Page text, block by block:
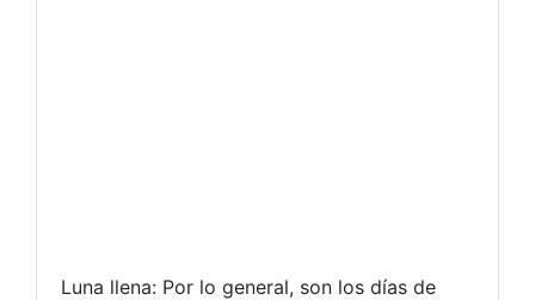
Luna llena: Por lo general, son los días de